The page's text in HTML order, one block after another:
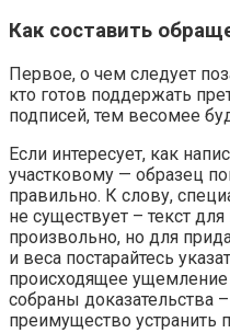
Как составить
Первое, о чем следует
кто готов поддержать
подписей, тем весомее
Если интересует, как
участковому — образец
правильно. К слову,
не существует – текст
произвольно, но для
и веса постарайтесь
происходящее ущемление
собраны доказательства
преимущество устранить